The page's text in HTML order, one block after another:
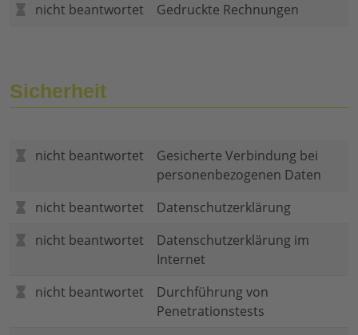
nicht beantwortet
Gedruckte Rechnungen
Sicherheit
nicht beantwortet
Gesicherte Verbindung bei
personenbezogenen Daten
nicht beantwortet
Datenschutzerklärung
nicht beantwortet
Datenschutzerklärung im
Internet
nicht beantwortet
Durchführung von
Penetrationstests